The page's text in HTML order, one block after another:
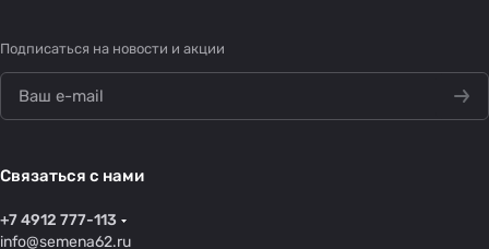
Подписаться на новости и акции
Связаться с нами
+7 4912 777-113
info@semena62.ru